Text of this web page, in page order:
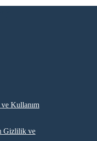
Kullanım
Gizlilik ve